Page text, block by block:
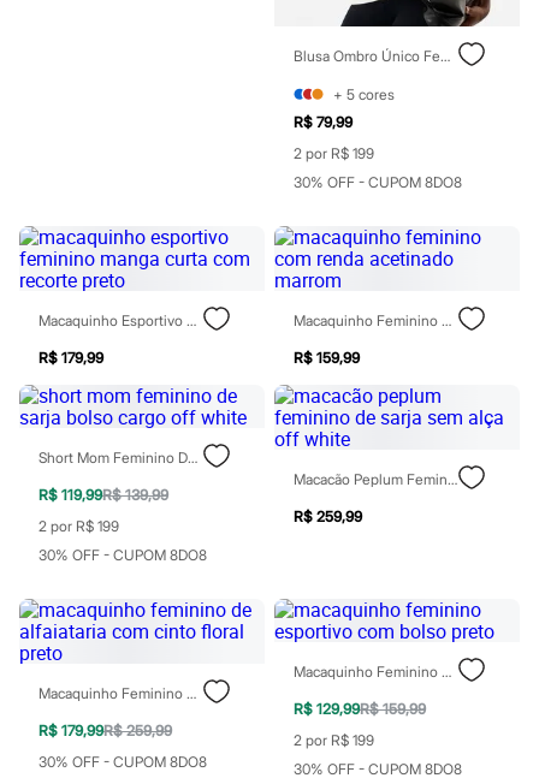
Plus size
Blusas e Camisetas
Calças
Casacos e Jaquetas
Jeans
Moda esportiva
Shorts e Saias
Vestidos
Masculino
Em alta
Inverno
Novidades
Roupas
Bermudas
Camisas
Camisetas e Regatas
Casacos e Jaquetas
Jeans
Polos
Acessórios
Bolsas e Mochilas
Chapéus e Bonés
Cintos
Carteiras
Blusa Ombro Único Feminina Franzida Assimétrica Off White
+ 5 cores
R$ 79,99
2 por R$ 199
30% OFF - CUPOM 8DO8
Macaquinho Esportivo Feminino Manga Curta Com Recorte Preto
R$ 179,99
Macaquinho Feminino Com Renda Acetinado Marrom
R$ 159,99
Short Mom Feminino De Sarja Bolso Cargo Off White
R$ 119,99R$ 139,99
2 por R$ 199
30% OFF - CUPOM 8DO8
Macacão Peplum Feminino De Sarja Sem Alça Off White
R$ 259,99
Macaquinho Feminino De Alfaiataria Com Cinto Floral Preto
R$ 179,99R$ 259,99
30% OFF - CUPOM 8DO8
Macaquinho Feminino Esportivo Com Bolso Preto
R$ 129,99R$ 159,99
2 por R$ 199
30% OFF - CUPOM 8DO8